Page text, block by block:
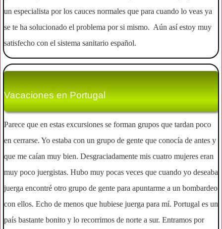
un especialista por los cauces normales que para cuando lo veas ya
se te ha solucionado el problema por si mismo. Aún así estoy muy
satisfecho con el sistema sanitario español.
Vacaciones en Portugal
Parece que en estas excursiones se forman grupos que tardan poco
en cerrarse. Yo estaba con un grupo de gente que conocía de antes y
que me caían muy bien. Desgraciadamente mis cuatro mujeres eran
muy poco juergistas. Hubo muy pocas veces que cuando yo deseaba
juerga encontré otro grupo de gente para apuntarme a un bombardeo
con ellos. Echo de menos que hubiese juerga para mí. Portugal es un
país bastante bonito y lo recorrimos de norte a sur. Entramos por